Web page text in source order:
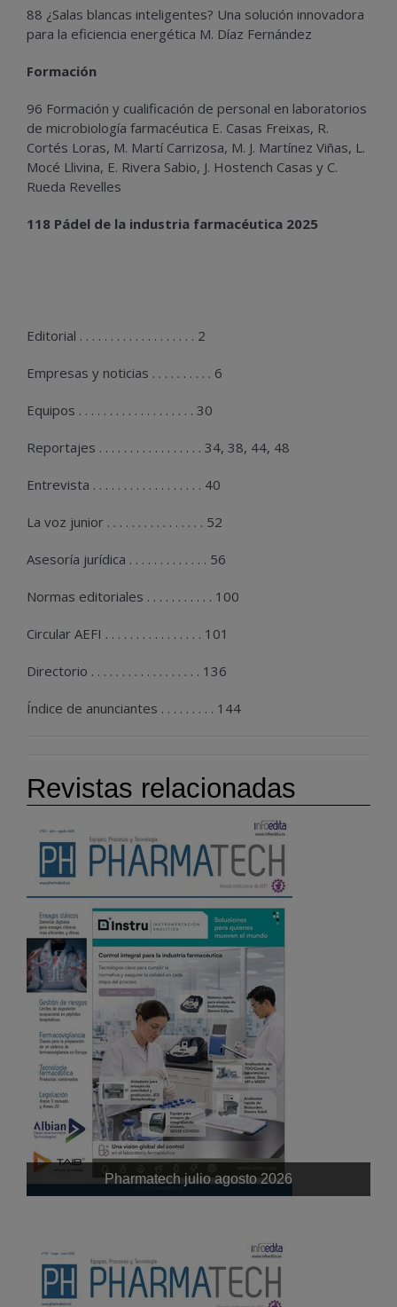
88 ¿Salas blancas inteligentes? Una solución innovadora
para la eficiencia energética M. Díaz Fernández
Formación
96 Formación y cualificación de personal en laboratorios
de microbiología farmacéutica E. Casas Freixas, R.
Cortés Loras, M. Martí Carrizosa, M. J. Martínez Viñas, L.
Mocé Llivina, E. Rivera Sabio, J. Hostench Casas y C.
Rueda Revelles
118 Pádel de la industria farmacéutica 2025
Editorial . . . . . . . . . . . . . . . . . . . 2
Empresas y noticias . . . . . . . . . . 6
Equipos . . . . . . . . . . . . . . . . . . . 30
Reportajes . . . . . . . . . . . . . . . . . 34, 38, 44, 48
Entrevista . . . . . . . . . . . . . . . . . . 40
La voz junior . . . . . . . . . . . . . . . . 52
Asesoría jurídica . . . . . . . . . . . . . 56
Normas editoriales . . . . . . . . . . . 100
Circular AEFI . . . . . . . . . . . . . . . . 101
Directorio . . . . . . . . . . . . . . . . . . 136
Índice de anunciantes . . . . . . . . . 144
Revistas relacionadas
Pharmatech julio agosto 2026